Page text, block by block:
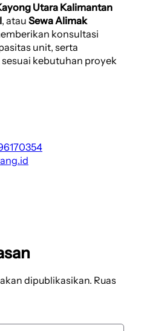
Utara Kalimantan
, atau Sewa Alimak
konsultasi
unit, serta
kebutuhan proyek
dipublikasikan. Ruas